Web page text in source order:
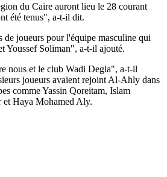
du Caire auront lieu le 28 courant
été tenus", a-t-il dit.
de joueurs pour l'équipe masculine qui
Youssef Soliman", a-t-il ajouté.
nous et le club Wadi Degla", a-t-il
joueurs avaient rejoint Al-Ahly dans
comme Yassin Qoreitam, Islam
Haya Mohamed Aly.